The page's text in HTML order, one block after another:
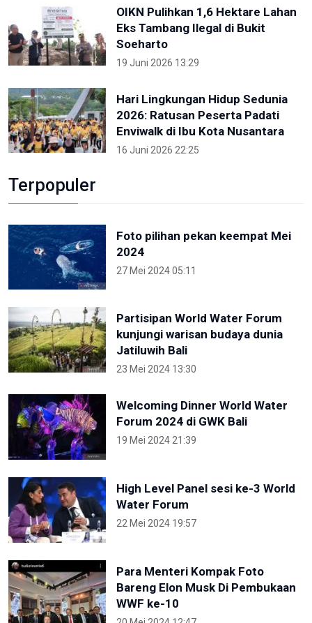
OIKN Pulihkan 1,6 Hektare Lahan
Eks Tambang Ilegal di Bukit
Soeharto
19 Juni 2026 13:29
Hari Lingkungan Hidup Sedunia
2026: Ratusan Peserta Padati
Enviwalk di Ibu Kota Nusantara
16 Juni 2026 22:25
Terpopuler
Foto pilihan pekan keempat Mei
2024
27 Mei 2024 05:11
Partisipan World Water Forum
kunjungi warisan budaya dunia
Jatiluwih Bali
23 Mei 2024 13:30
Welcoming Dinner World Water
Forum 2024 di GWK Bali
19 Mei 2024 21:39
High Level Panel sesi ke-3 World
Water Forum
22 Mei 2024 19:57
Para Menteri Kompak Foto
Bareng Elon Musk Di Pembukaan
WWF ke-10